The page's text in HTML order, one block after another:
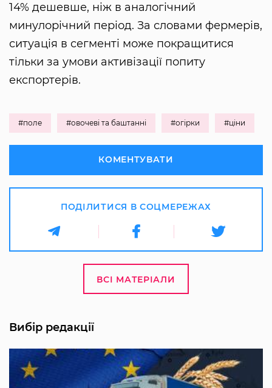
14% дешевше, ніж в аналогічний
минулорічний період. За словами фермерів,
ситуація в сегменті може покращитися
тільки за умови активізації попиту
експортерів.
#поле #овочеві та баштанні #огірки #ціни
КОМЕНТУВАТИ
ПОДІЛИТИСЯ В СОЦМЕРЕЖАХ
ВСІ МАТЕРІАЛИ
Вибір редакції